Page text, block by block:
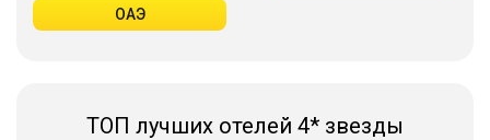
ОАЭ
ТОП лучших отелей 4* звезды